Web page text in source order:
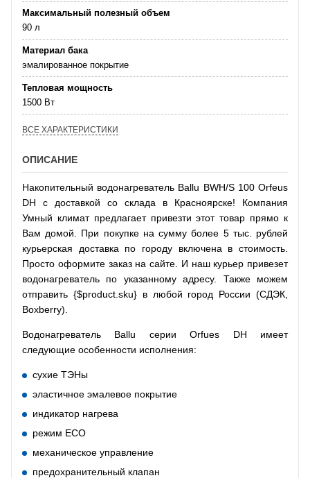
Максимальный полезный объем
90 л
Материал бака
эмалированное покрытие
Тепловая мощность
1500 Вт
ВСЕ ХАРАКТЕРИСТИКИ
ОПИСАНИЕ
Накопительный водонагреватель Ballu BWH/S 100 Orfeus
DH с доставкой со склада в Красноярске! Компания
Умный климат предлагает привезти этот товар прямо к
Вам домой. При покупке на сумму более 5 тыс. рублей
курьерская доставка по городу включена в стоимость.
Просто оформите заказ на сайте. И наш курьер привезет
водонагреватель по указанному адресу. Также можем
отправить {$product.sku} в любой город России (СДЭК,
Boxberry).
Водонагреватель Ballu серии Orfues DH имеет
следующие особенности исполнения:
сухие ТЭНы
эластичное эмалевое покрытие
индикатор нагрева
режим ECO
механическое управление
предохранительный клапан